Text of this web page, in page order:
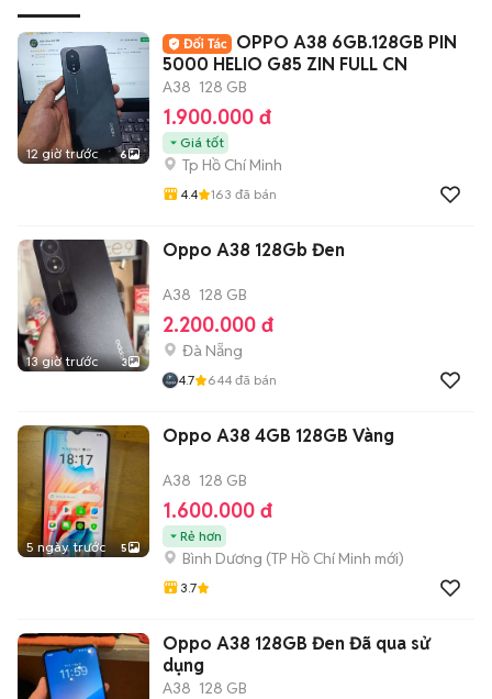
thủ tục đơn giản.
12 giờ trước 6
OPPO A38 6GB.128GB PIN
5000 HELIO G85 ZIN FULL CN
A38 128 GB
1.900.000 đ
Giá tốt
Tp Hồ Chí Minh
4.4 163 đã bán
13 giờ trước 3
Oppo A38 128Gb Đen
A38 128 GB
2.200.000 đ
Đà Nẵng
4.7 644 đã bán
5 ngày trước 5
Oppo A38 4GB 128GB Vàng
A38 128 GB
1.600.000 đ
Rẻ hơn
Bình Dương (TP Hồ Chí Minh mới)
3.7
Oppo A38 128GB Đen Đã qua sử
dụng
A38 128 GB